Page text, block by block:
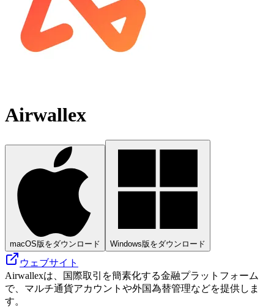
Airwallex
macOS版をダウンロード Windows版をダウンロード
ウェブサイト
Airwallexは、国際取引を簡素化する金融プラットフォーム
で、マルチ通貨アカウントや外国為替管理などを提供しま
す。